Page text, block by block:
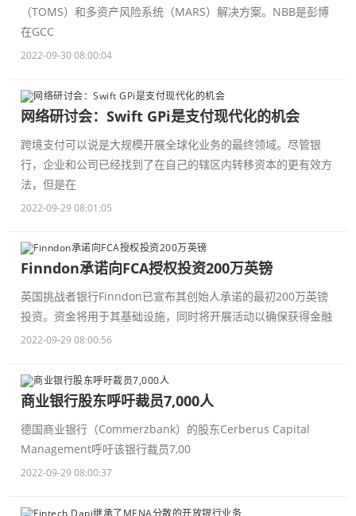
（TOMS）和多资产风险系统（MARS）解决方案。NBB是彭博
在GCC
2022-09-30 08:00:04
网络研讨会：Swift GPi是支付现代化的机会
跨境支付可以说是大规模开展全球化业务的最终领域。尽管银
行，企业和公司已经找到了在自己的辖区内转移资本的更有效方
法，但是在
2022-09-29 08:01:05
Finndon承诺向FCA授权投资200万英镑
英国挑战者银行Finndon已宣布其创始人承诺的最初200万英镑
投资。资金将用于其基础设施，同时将开展活动以确保获得金融
2022-09-29 08:00:56
商业银行股东呼吁裁员7,000人
德国商业银行（Commerzbank）的股东Cerberus Capital
Management呼吁该银行裁员7,00
2022-09-29 08:00:37